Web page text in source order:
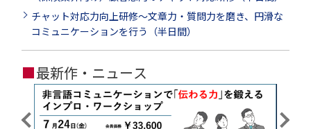
チャット対応力向上研修～文章力・質問力を磨き、円滑な
コミュニケーションを行う（半日間）
■最新作・ニュース